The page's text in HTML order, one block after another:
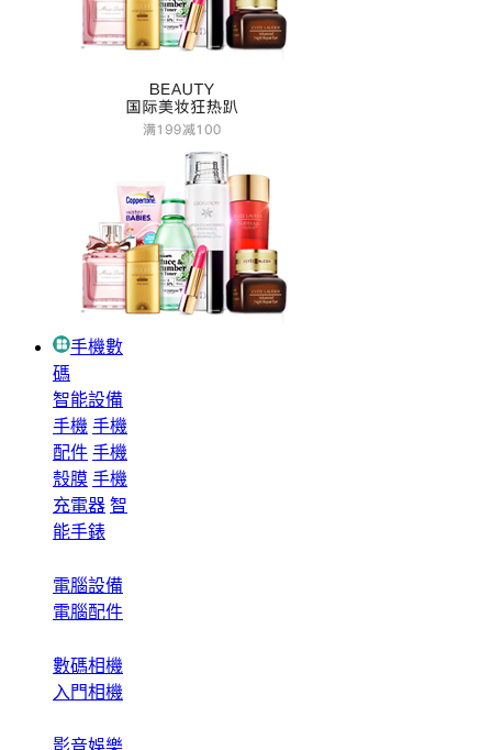
手機數
碼
智能設備
手機 手機
配件 手機
殼膜 手機
充電器 智
能手錶
電腦設備
電腦配件
數碼相機
入門相機
影音娛樂